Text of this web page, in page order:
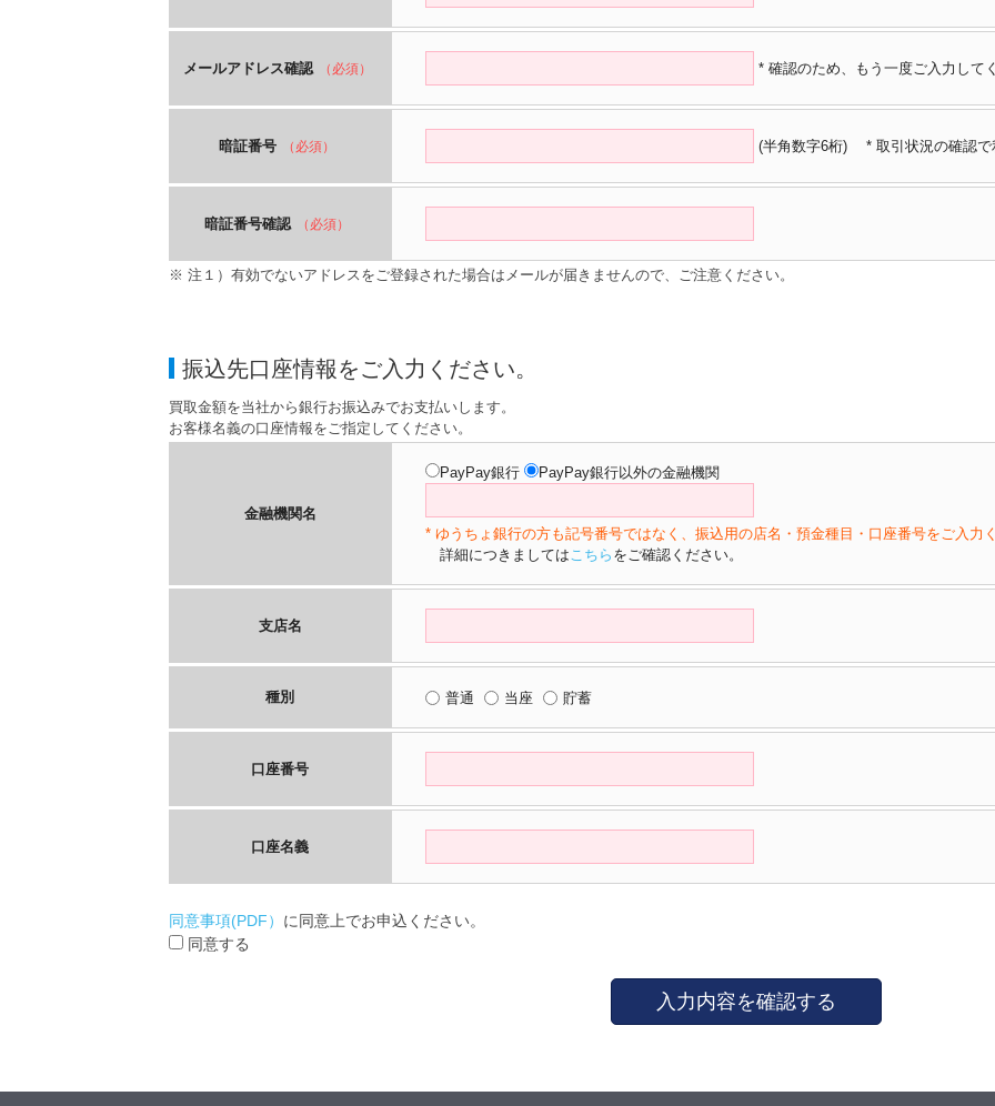
メールアドレス確認 （必須） * 確認のため、もう一度ご入力して
暗証番号 （必須） (半角数字6桁) * 取引状況の確認で
暗証番号確認 （必須）
※ 注１）有効でないアドレスをご登録された場合はメールが届きませんので、ご注意ください。
振込先口座情報をご入力ください。
買取金額を当社から銀行お振込みでお支払いします。
お客様名義の口座情報をご指定してください。
金融機関名
PayPay銀行 PayPay銀行以外の金融機関
* ゆうちょ銀行の方も記号番号ではなく、振込用の店名・預金種目・口座番号をご入力く
詳細につきましてはこちら をご確認ください。
支店名
種別 普通 当座 貯蓄
口座番号
口座名義
同意事項(PDF） に同意上でお申込ください。
同意する
入力内容を確認する